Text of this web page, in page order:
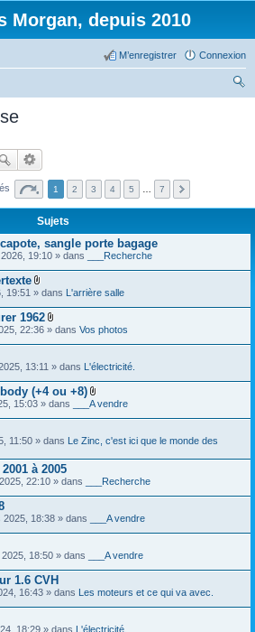
Morgan, depuis 2010
Connexion
M’enregistrer
1 2 3 4 5 7
Sujets
sangle porte bagage
19:10 » dans ___Recherche
F
c
h
i
e
(
)
o
i
s
)
19:51 » dans L'arrière salle
1962
F
c
i
e
r
(
o
i
n
t
s
22:36 » dans Vos photos
13:11 » dans L'électricité.
(+4 ou +8)
F
c
i
s
)
i
(
s
15:03 » dans ___A vendre
11:50 » dans Le Zinc, c'est ici que le monde des
à 2005
22:10 » dans ___Recherche
2025, 18:38 » dans ___A vendre
18:50 » dans ___A vendre
1.6 CVH
16:43 » dans Les moteurs et ce qui va avec.
18:29 » dans L'électricité.